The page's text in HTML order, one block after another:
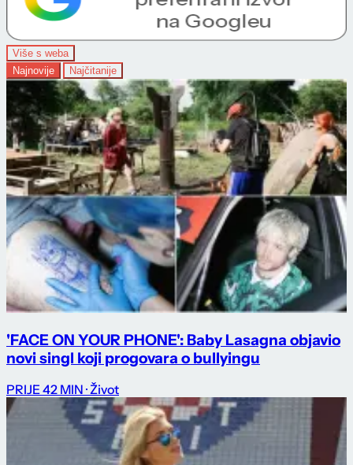
Više s weba
Najnovije
Najčitanije
'FACE ON YOUR PHONE': Baby Lasagna objavio
novi singl koji progovara o bullyingu
PRIJE 42 MIN · Život